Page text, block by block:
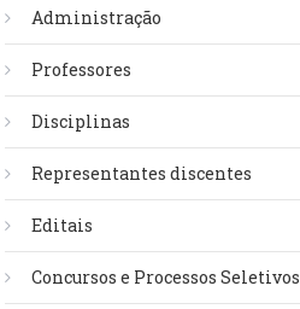
Administração
Professores
Disciplinas
Representantes discentes
Editais
Concursos e Processos Seletivos